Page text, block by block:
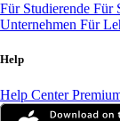
Für Studierende Für
Unternehmen Für
Help
Help Center